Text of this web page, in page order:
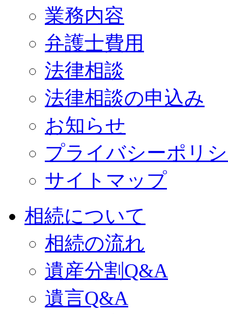
業務内容
弁護士費用
法律相談
法律相談の申込み
お知らせ
プライバシーポリ
サイトマップ
相続について
相続の流れ
遺産分割Q&A
遺言Q&A